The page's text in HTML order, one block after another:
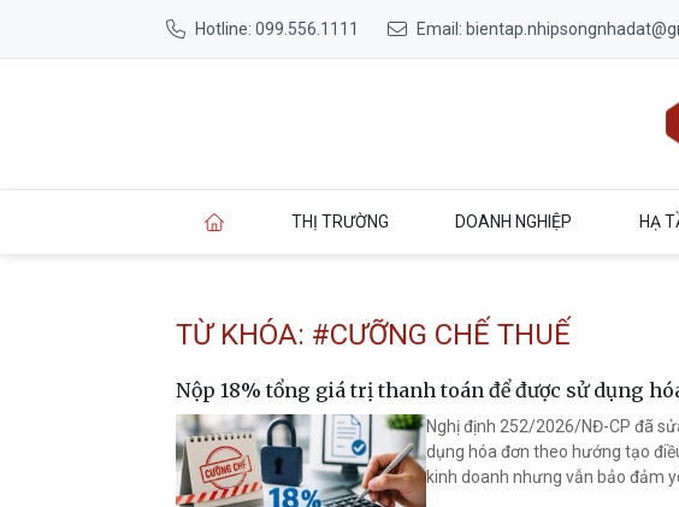
Hotline: 099.556.1111 Email:
THỊ TRƯỜNG DOANH NGHIỆP HẠ
TỪ KHÓA: #CƯỠNG CHẾ THUẾ
Nộp 18% tổng giá trị thanh toán để được sử dụng
Nghị định 252/2026/NĐ-CP đã
dụng hóa đơn theo hướng tạo
kinh doanh nhưng vẫn bảo đảm